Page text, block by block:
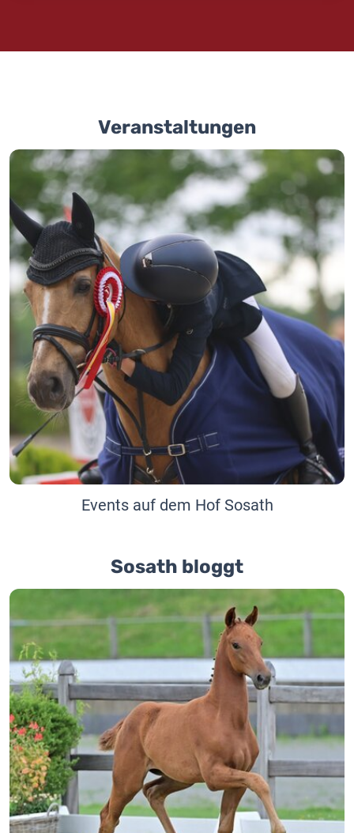
Veranstaltungen
Events auf dem Hof Sosath
Sosath bloggt